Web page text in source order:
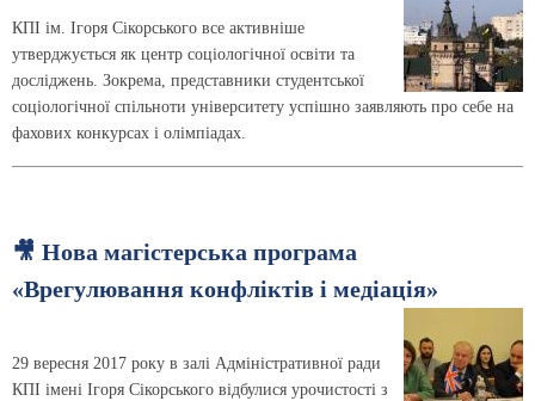
КПІ ім. Ігоря Сікорського все активніше
утверджується як центр соціологічної освіти та
досліджень. Зокрема, представники студентської
соціологічної спільноти університету успішно заявляють про себе на
фахових конкурсах і олімпіадах.
🎥 Нова магістерська програма
«Врегулювання конфліктів і медіація»
29 вересня 2017 року в залі Адміністративної ради
КПІ імені Ігоря Сікорського відбулися урочистості з